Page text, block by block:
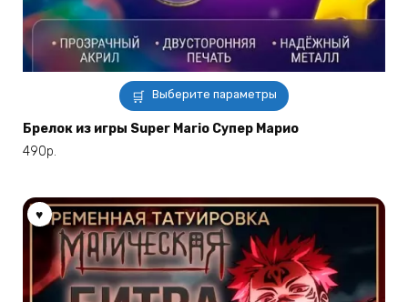
Выберите параметры
Этот
товар
имеет
можно
выбрать
на
странице
товара.
Брелок из игры Super Mario Супер Марио
490р.